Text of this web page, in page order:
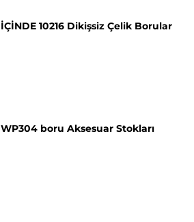
İÇİNDE 10216 Dikişsiz Çelik Borular
WP304 boru Aksesuar Stokları